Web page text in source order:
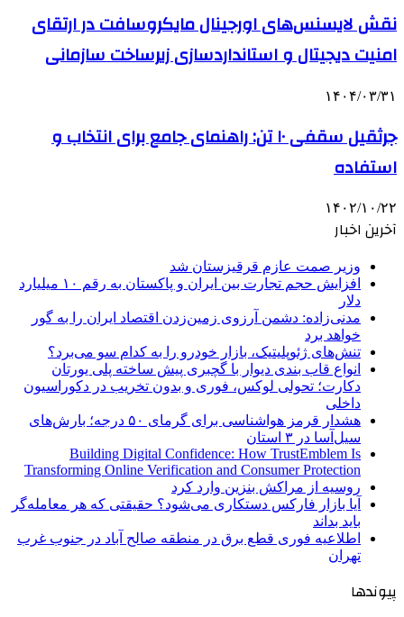
نقش لایسنس‌های اورجینال مایکروسافت در ارتقای
امنیت دیجیتال و استانداردسازی زیرساخت سازمانی
۱۴۰۴/۰۳/۳۱
جرثقیل سقفی ۱۰ تن: راهنمای جامع برای انتخاب و
استفاده
۱۴۰۲/۱۰/۲۲
آخرین اخبار
وزیر صمت عازم قرقیزستان شد
افزایش حجم تجارت بین ایران و پاکستان به رقم ۱۰ میلیارد
دلار
مدنی‌زاده: دشمن آرزوی زمین‌زدن اقتصاد ایران را به گور
خواهد برد
تنش‌های ژئوپلیتیک، بازار خودرو را به کدام سو می‌برد؟
انواع قاب بندی دیوار با گچبری پیش ساخته پلی یورتان
دکارت؛ تحولی لوکس، فوری و بدون تخریب در دکوراسیون
داخلی
هشدار قرمز هواشناسی برای گرمای ۵۰ درجه؛ بارش‌های
سیل‌آسا در ۳ استان
Building Digital Confidence: How TrustEmblem Is
Transforming Online Verification and Consumer Protection
روسیه از مراکش بنزین وارد کرد
آیا بازار فارکس دستکاری می‌شود؟ حقیقتی که هر معامله‌گر
باید بداند
اطلاعیه فوری قطع برق در منطقه صالح آباد در جنوب غرب
تهران
پیوندها